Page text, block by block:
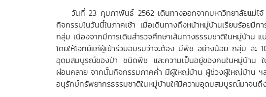
วันที่ 23 กุมภาพันธ์ 2562 เดินทางออกจากมหาวิทยาลัยแม่โจ้
กิจกรรมในวันนี้ในภาคเช้า เมื่อเดินทางถึงหน้าหมู่บ้านเรียบร้อ
กลุ่ม เนื่องจากมีการเดินสำรวจศึกษาเส้นทางธรรมชาติในหมู่บ้าน
โดยให้โจทย์แก่ผู้เข้าร่วมอบรมว่าจะต้อง มีพืช อย่างน้อย กลุ่ม ละ
อุดมสมบูรณ์ของป่า ชนิดพืช และความเป็นอยู่ของคนในหมู่บ้าน ใ
ผ่อนคลาย จากนั้นกิจกรรมภาคค่ำ มีผู้ใหญ่บ้าน ผู้ช่วงผู้ใหญ่บ้าน ฯ
อนุรักษ์ทรัพยากรธรรมชาติในหมู่บ้านให้มีความอุดมส